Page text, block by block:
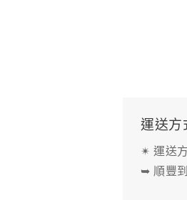
運送方
✴ 運送
➥ 順豐